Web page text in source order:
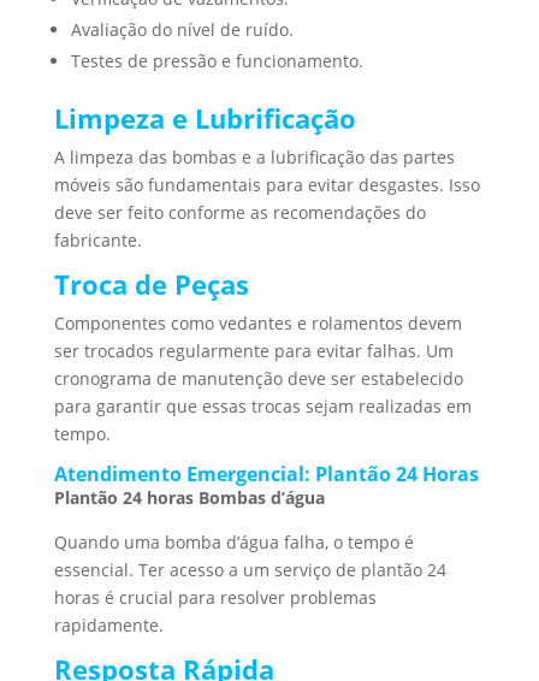
Avaliação do nível de ruído.
Testes de pressão e funcionamento.
Limpeza e Lubrificação
A limpeza das bombas e a lubrificação das partes
móveis são fundamentais para evitar desgastes. Isso
deve ser feito conforme as recomendações do
fabricante.
Troca de Peças
Componentes como vedantes e rolamentos devem
ser trocados regularmente para evitar falhas. Um
cronograma de manutenção deve ser estabelecido
para garantir que essas trocas sejam realizadas em
tempo.
Atendimento Emergencial: Plantão 24 Horas
Plantão 24 horas Bombas d’água
Quando uma bomba d’água falha, o tempo é
essencial. Ter acesso a um serviço de plantão 24
horas é crucial para resolver problemas
rapidamente.
Resposta Rápida